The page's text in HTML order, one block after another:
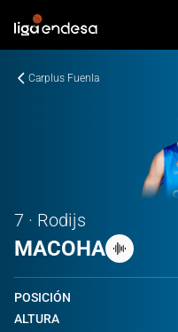
Carplus Fuenla
7 · Rodijs
MACOHA
POSICIÓN
ALTURA